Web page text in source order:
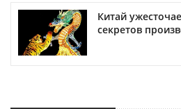
Китай
секретов